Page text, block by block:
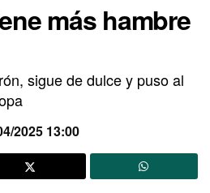
más hambre
sigue de dulce y puso al
2025 13:00